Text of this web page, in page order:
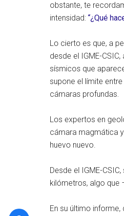
obstante, te
intensidad: “¿Qué
Lo cierto es que, a
desde el IGME-
sísmicos que
supone el límite
cámaras profundas.
Los expertos en
cámara magmática
huevo nuevo.
Desde el IGME-
kilómetros, algo que
En su último